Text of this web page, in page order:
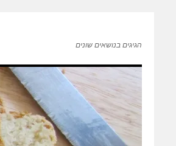
הגיגים בנושאים שונים